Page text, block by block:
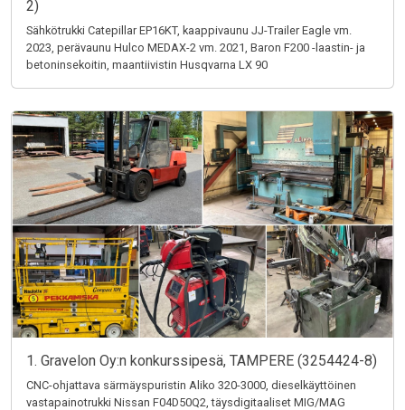
2)
Sähkötrukki Catepillar EP16KT, kaappivaunu JJ-Trailer Eagle vm.
2023, perävaunu Hulco MEDAX-2 vm. 2021, Baron F200 -laastin- ja
betoninsekoitin, maantiivistin Husqvarna LX 90
1. Gravelon Oy:n konkurssipesä, TAMPERE (3254424-8)
CNC-ohjattava särmäyspuristin Aliko 320-3000, dieselkäyttöinen
vastapainotrukki Nissan F04D50Q2, täysdigitaaliset MIG/MAG